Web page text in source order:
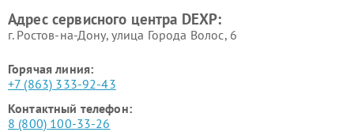
Адрес сервисного центра DEXP:
г. Ростов-на-Дону, улица Города Волос, 6
Горячая линия:
+7 (863) 333-92-43
Контактный телефон:
8 (800) 100-33-26